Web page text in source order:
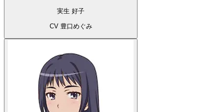
実生 好子
CV 豊口めぐみ